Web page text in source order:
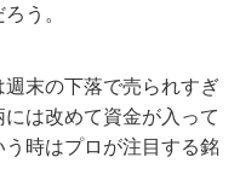
う。
末の下落で売られすぎ
は改めて資金が入って
時はプロが注目する銘